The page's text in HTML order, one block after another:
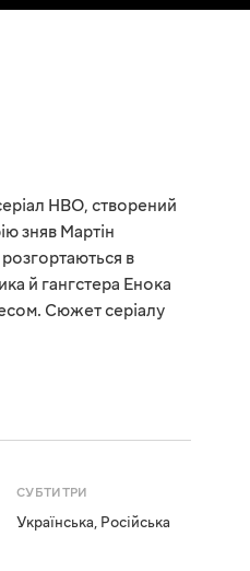
HBO, створений
зняв Мартін
в
й гангстера Енока
Сюжет серіалу
СУБТИТРИ
Українська, Російська